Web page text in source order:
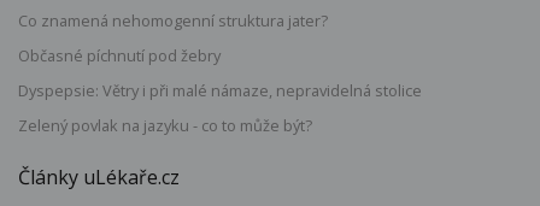
Co znamená nehomogenní struktura jater?
Občasné píchnutí pod žebry
Dyspepsie: Větry i při malé námaze, nepravidelná stolice
Zelený povlak na jazyku - co to může být?
Články uLékaře.cz